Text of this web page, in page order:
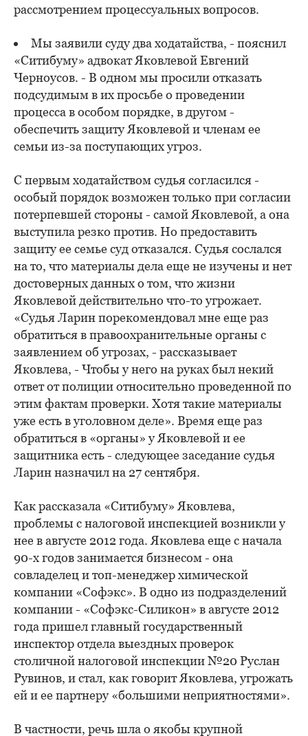
рассмотрением процессуальных вопросов.
Мы заявили суду два ходатайства, - пояснил
«Ситибуму» адвокат Яковлевой Евгений
Черноусов. - В одном мы просили отказать
подсудимым в их просьбе о проведении
процесса в особом порядке, в другом -
обеспечить защиту Яковлевой и членам ее
семьи из-за поступающих угроз.
С первым ходатайством судья согласился -
особый порядок возможен только при согласии
потерпевшей стороны - самой Яковлевой, а она
выступила резко против. Но предоставить
защиту ее семье суд отказался. Судья сослался
на то, что материалы дела еще не изучены и нет
достоверных данных о том, что жизни
Яковлевой действительно что-то угрожает.
«Судья Ларин порекомендовал мне еще раз
обратиться в правоохранительные органы с
заявлением об угрозах, - рассказывает
Яковлева, - Чтобы у него на руках был некий
ответ от полиции относительно проведенной по
этим фактам проверки. Хотя такие материалы
уже есть в уголовном деле». Время еще раз
обратиться в «органы» у Яковлевой и ее
защитника есть - следующее заседание судья
Ларин назначил на 27 сентября.
Как рассказала «Ситибуму» Яковлева,
проблемы с налоговой инспекцией возникли у
нее в августе 2012 года. Яковлева еще с начала
90-х годов занимается бизнесом - она
совладелец и топ-менеджер химической
компании «Софэкс». В одно из подразделений
компании - «Софэкс-Силикон» в августе 2012
года пришел главный государственный
инспектор отдела выездных проверок
столичной налоговой инспекции №20 Руслан
Рувинов, и стал, как говорит Яковлева, угрожать
ей и ее партнеру «большими неприятностями».
В частности, речь шла о якобы крупной